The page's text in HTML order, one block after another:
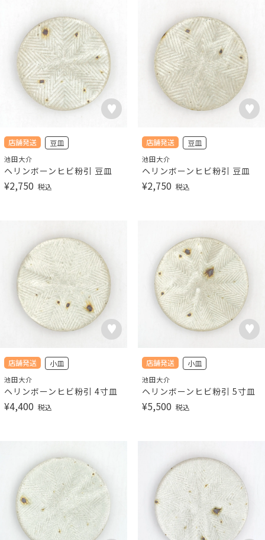
店舗発送 豆皿
池田大介
ヘリンボーンヒビ粉引 豆皿
¥2,750 税込
店舗発送 豆皿
池田大介
ヘリンボーンヒビ粉引 豆皿
¥2,750 税込
店舗発送 小皿
池田大介
ヘリンボーンヒビ粉引 4寸皿
¥4,400 税込
店舗発送 小皿
池田大介
ヘリンボーンヒビ粉引 5寸皿
¥5,500 税込